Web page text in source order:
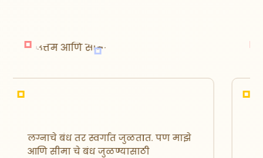
मी मनोज तोरणे. लग्नठरले.कॉम वर
रजिस्टर करण्याआधी माझी बऱ्याच